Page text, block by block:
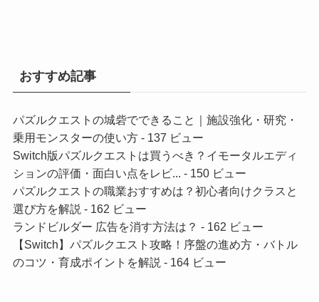
おすすめ記事
パズルクエストの城砦でできること｜施設強化・研究・
乗用モンスターの使い方- 137 ビュー
Switch版パズルクエストは買うべき？イモータルエディ
ションの評価・面白い点をレビ... - 150 ビュー
パズルクエストの職業おすすめは？初心者向けクラスと
選び方を解説 - 162 ビュー
ランドビルダー 広告を消す方法は？ - 162 ビュー
【Switch】パズルクエスト攻略！序盤の進め方・バトル
のコツ・育成ポイントを解説 - 164 ビュー